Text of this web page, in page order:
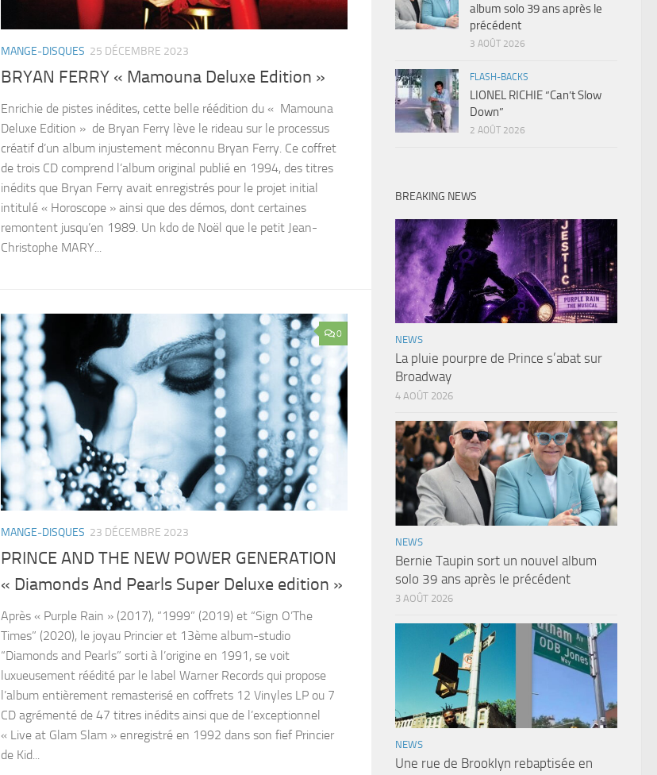
MANGE-DISQUES 25 DÉCEMBRE 2023
BRYAN FERRY « Mamouna Deluxe Edition »
Enrichie de pistes inédites, cette belle réédition du « Mamouna
Deluxe Edition » de Bryan Ferry lève le rideau sur le processus
créatif d’un album injustement méconnu Bryan Ferry. Ce coffret
de trois CD comprend l’album original publié en 1994, des titres
inédits que Bryan Ferry avait enregistrés pour le projet initial
intitulé « Horoscope » ainsi que des démos, dont certaines
remontent jusqu’en 1989. Un kdo de Noël que le petit Jean-
Christophe MARY...
0
MANGE-DISQUES 23 DÉCEMBRE 2023
PRINCE AND THE NEW POWER GENERATION
« Diamonds And Pearls Super Deluxe edition »
Après « Purple Rain » (2017), “1999” (2019) et “Sign O’The
Times” (2020), le joyau Princier et 13ème album-studio
“Diamonds and Pearls” sorti à l’origine en 1991, se voit
luxueusement réédité par le label Warner Records qui propose
l’album entièrement remasterisé en coffrets 12 Vinyles LP ou 7
CD agrémenté de 47 titres inédits ainsi que de l’exceptionnel
« Live at Glam Slam » enregistré en 1992 dans son fief Princier
de Kid...
album solo 39 ans après le
précédent
3 AOÛT 2026
FLASH-BACKS
LIONEL RICHIE “Can’t Slow
Down”
2 AOÛT 2026
BREAKING NEWS
NEWS
La pluie pourpre de Prince s’abat sur
Broadway
4 AOÛT 2026
NEWS
Bernie Taupin sort un nouvel album
solo 39 ans après le précédent
3 AOÛT 2026
NEWS
Une rue de Brooklyn rebaptisée en